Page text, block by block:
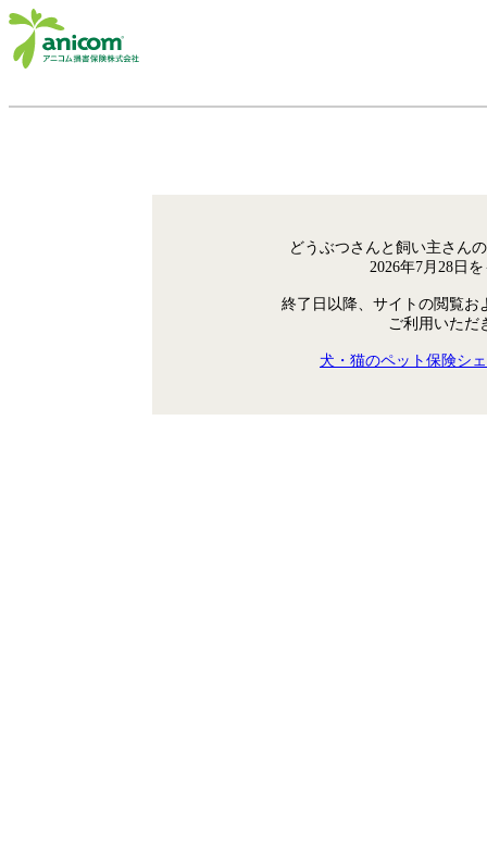
どうぶつさんと飼い主さん
2026年7月28日
終了日以降、サイトの閲覧お
ご利用いただ
犬・猫のペット保険シ